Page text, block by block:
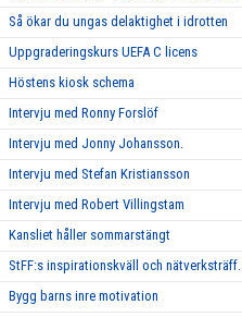
Så ökar du ungas delaktighet i idrotten
Uppgraderingskurs UEFA C licens
Höstens kiosk schema
Intervju med Ronny Forslöf
Intervju med Jonny Johansson.
Intervju med Stefan Kristiansson
Intervju med Robert Villingstam
Kansliet håller sommarstängt
StFF:s inspirationskväll och nätverksträff.
Bygg barns inre motivation